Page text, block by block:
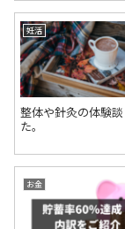
妊活
整体や針灸の体験
た。
お金